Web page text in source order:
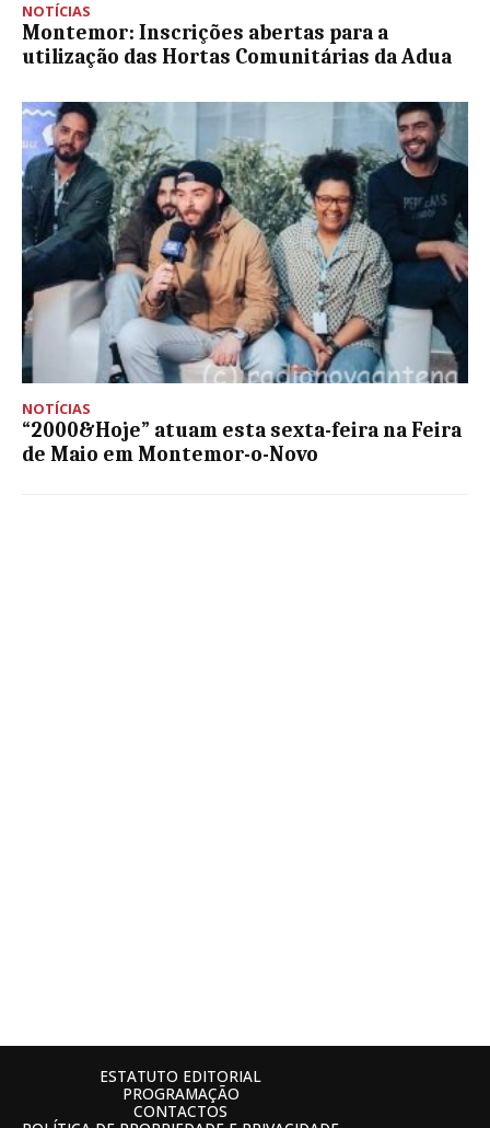
NOTÍCIAS
Montemor: Inscrições abertas para a
utilização das Hortas Comunitárias da Adua
NOTÍCIAS
“2000&Hoje” atuam esta sexta-feira na Feira
de Maio em Montemor-o-Novo
ESTATUTO EDITORIAL
PROGRAMAÇÃO
CONTACTOS